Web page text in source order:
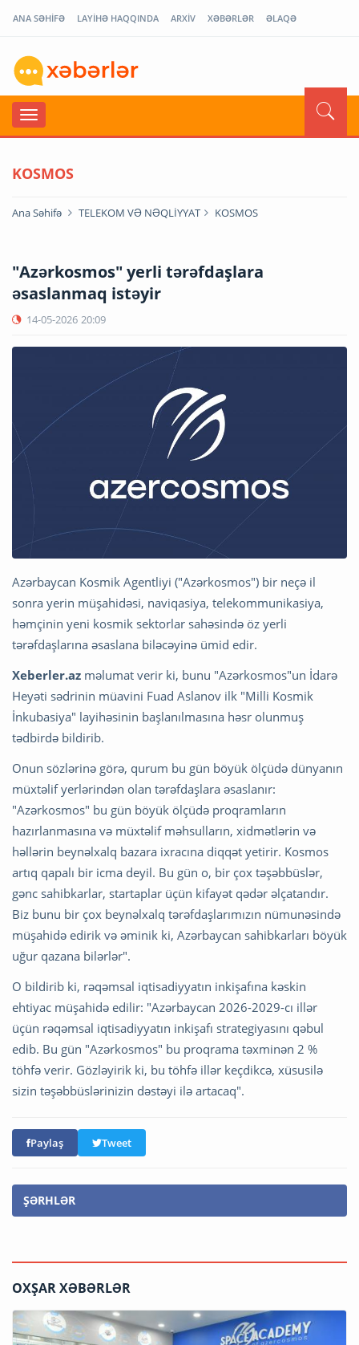
ANA SƏHİFƏ LAYİHƏ HAQQINDA ARXİV XƏBƏRLƏR ƏLAQƏ
KOSMOS
Ana Səhifə TELEKOM VƏ NƏQLİYYAT KOSMOS
"Azərkosmos" yerli tərəfdaşlara
əsaslanmaq istəyir
14-05-2026 20:09
Azərbaycan Kosmik Agentliyi ("Azərkosmos") bir neçə il
sonra yerin müşahidəsi, naviqasiya, telekommunikasiya,
həmçinin yeni kosmik sektorlar sahəsində öz yerli
tərəfdaşlarına əsaslana biləcəyinə ümid edir.
Xeberler.az məlumat verir ki, bunu "Azərkosmos"un İdarə
Heyəti sədrinin müavini Fuad Aslanov ilk "Milli Kosmik
İnkubasiya" layihəsinin başlanılmasına həsr olunmuş
tədbirdə bildirib.
Onun sözlərinə görə, qurum bu gün böyük ölçüdə dünyanın
müxtəlif yerlərindən olan tərəfdaşlara əsaslanır:
"Azərkosmos" bu gün böyük ölçüdə proqramların
hazırlanmasına və müxtəlif məhsulların, xidmətlərin və
həllərin beynəlxalq bazara ixracına diqqət yetirir. Kosmos
artıq qapalı bir icma deyil. Bu gün o, bir çox təşəbbüslər,
gənc sahibkarlar, startaplar üçün kifayət qədər əlçatandır.
Biz bunu bir çox beynəlxalq tərəfdaşlarımızın nümunəsində
müşahidə edirik və əminik ki, Azərbaycan sahibkarları böyük
uğur qazana bilərlər".
O bildirib ki, rəqəmsal iqtisadiyyatın inkişafına kəskin
ehtiyac müşahidə edilir: "Azərbaycan 2026-2029-cı illər
üçün rəqəmsal iqtisadiyyatın inkişafı strategiyasını qəbul
edib. Bu gün "Azərkosmos" bu proqrama təxminən 2 %
töhfə verir. Gözləyirik ki, bu töhfə illər keçdikcə, xüsusilə
sizin təşəbbüslərinizin dəstəyi ilə artacaq".
Paylaş Tweet
ŞƏRHLƏR
OXŞAR XƏBƏRLƏR